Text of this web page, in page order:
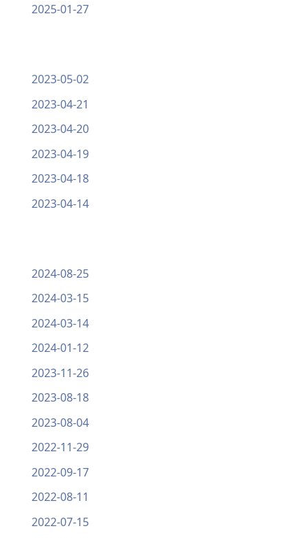
2025-01-27
2023-05-02
2023-04-21
2023-04-20
2023-04-19
2023-04-18
2023-04-14
2024-08-25
2024-03-15
2024-03-14
2024-01-12
2023-11-26
2023-08-18
2023-08-04
2022-11-29
2022-09-17
2022-08-11
2022-07-15